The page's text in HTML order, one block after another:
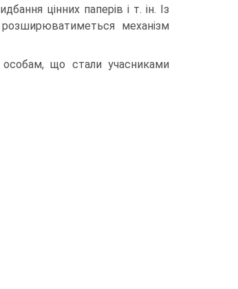
цінних паперів і т. ін. Із
механізм
особам, що стали учасниками